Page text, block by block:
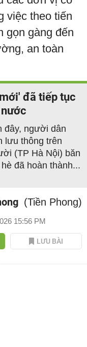
việc theo tiến
gọn gàng đến
an toàn
đã tiếp tục
đây, người dân
lưu thông trên
(TP Hà Nội) băn
đã hoàn thành...
(Tiền Phong)
15:56 PM
LƯU BÀI